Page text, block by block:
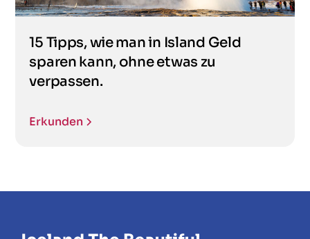
15 Tipps, wie man in Island Geld
sparen kann, ohne etwas zu
verpassen.
Erkunden